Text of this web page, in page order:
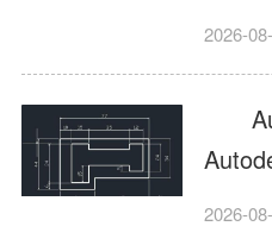
工具
行业
纸标
协同
2026-
CAD
2026-